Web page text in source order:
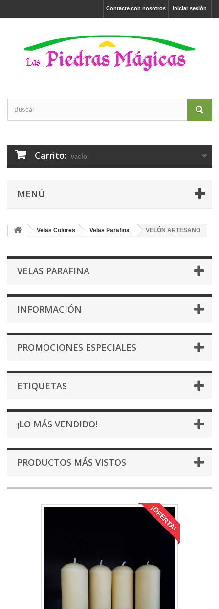
Iniciar sesión
Contacte con nosotros
Carrito: vacío
MENÚ
Velas Colores Velas Parafina VELÓN ARTESANO
VELAS PARAFINA
INFORMACIÓN
PROMOCIONES ESPECIALES
ETIQUETAS
¡LO MÁS VENDIDO!
PRODUCTOS MÁS VISTOS
¡OFERTA!